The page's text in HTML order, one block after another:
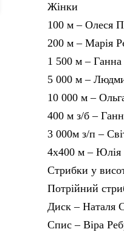
Жінки
100 м – Олеся
200 м – Марія
1 500 м –
5 000 м –
10 000 м –
400 м з/б –
3 000м з/п –
4х400 м – Юлія
Стрибки у
Потрійний
Диск – Наталя
Спис – Віра